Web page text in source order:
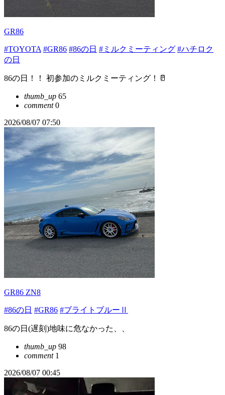
GR86
#TOYOTA #GR86 #86の日 #ミルクミーティング #ハチロク
の日
86の日！！ 初参加のミルクミーティング！🥛
thumb_up 65
comment0
2026/08/07 07:50
GR86 ZN8
#86の日 #GR86 #ブライトブルーⅡ
86の日(遅刻)地味に危なかった、、
thumb_up 98
comment1
2026/08/07 00:45